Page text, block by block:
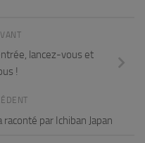
lancez-vous et
!
raconté par Ichiban Japan